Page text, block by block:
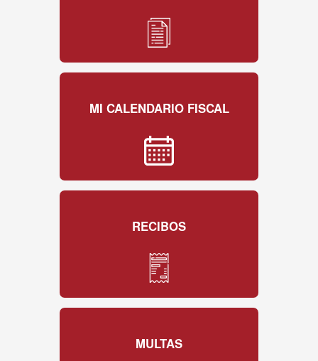
MI CALENDARIO FISCAL
RECIBOS
MULTAS